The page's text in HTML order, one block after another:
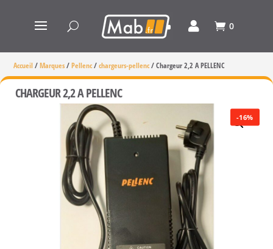
0
Accueil/Marques/Pellenc/chargeurs-pellenc/Chargeur 2,2 A PELLENC
CHARGEUR 2,2 A PELLENC
-16%